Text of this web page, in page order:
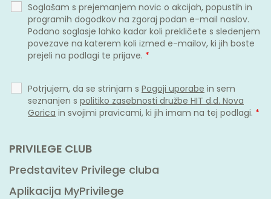
Soglašam s prejemanjem novic o akcijah, popustih in
programih dogodkov na zgoraj podan e-mail naslov.
Podano soglasje lahko kadar koli prekličete s sledenjem
povezave na katerem koli izmed e-mailov, ki jih boste
prejeli na podlagi te prijave. *
Potrjujem, da se strinjam s Pogoji uporabe in sem
seznanjen s politiko zasebnosti družbe HIT d.d. Nova
Gorica in svojimi pravicami, ki jih imam na tej podlagi. *
PRIVILEGE CLUB
Predstavitev Privilege cluba
Aplikacija MyPrivilege